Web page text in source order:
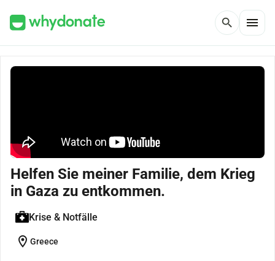
search menu
Helfen Sie meiner Familie, dem Krieg
in Gaza zu entkommen.
Krise & Notfälle
location_on Greece